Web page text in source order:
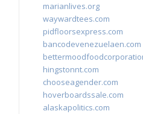
marianlives.org
waywardtees.com
pidfloorsexpress.com
bancodevenezuelaen.com
hingstonnt.com
chooseagender.com
hoverboardssale.com
alaskapolitics.com